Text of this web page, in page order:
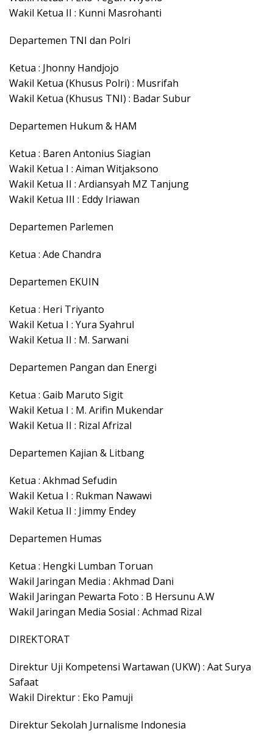
Wakil Ketua II : Kunni Masrohanti
Departemen TNI dan Polri
Ketua : Jhonny Handjojo
Wakil Ketua (Khusus Polri) : Musrifah
Wakil Ketua (Khusus TNI) : Badar Subur
Departemen Hukum & HAM
Ketua : Baren Antonius Siagian
Wakil Ketua I : Aiman Witjaksono
Wakil Ketua II : Ardiansyah MZ Tanjung
Wakil Ketua III : Eddy Iriawan
Departemen Parlemen
Ketua : Ade Chandra
Departemen EKUIN
Ketua : Heri Triyanto
Wakil Ketua I : Yura Syahrul
Wakil Ketua II : M. Sarwani
Departemen Pangan dan Energi
Ketua : Gaib Maruto Sigit
Wakil Ketua I : M. Arifin Mukendar
Wakil Ketua II : Rizal Afrizal
Departemen Kajian & Litbang
Ketua : Akhmad Sefudin
Wakil Ketua I : Rukman Nawawi
Wakil Ketua II : Jimmy Endey
Departemen Humas
Ketua : Hengki Lumban Toruan
Wakil Jaringan Media : Akhmad Dani
Wakil Jaringan Pewarta Foto : B Hersunu A.W
Wakil Jaringan Media Sosial : Achmad Rizal
DIREKTORAT
Direktur Uji Kompetensi Wartawan (UKW) : Aat Surya
Safaat
Wakil Direktur : Eko Pamuji
Direktur Sekolah Jurnalisme Indonesia